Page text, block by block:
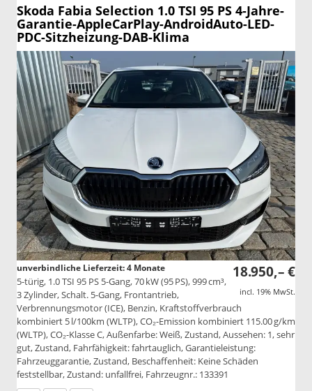
Skoda Fabia Selection 1.0 TSI 95 PS 4-Jahre-
Garantie-AppleCarPlay-AndroidAuto-LED-
PDC-Sitzheizung-DAB-Klima
18.950,– €
incl. 19% MwSt.
unverbindliche Lieferzeit:4 Monate
5-türig, 1.0 TSI 95 PS 5-Gang, 70 kW (95 PS), 999 cm³,
3 Zylinder, Schalt. 5-Gang, Frontantrieb,
Verbrennungsmotor (ICE), Benzin, Kraftstoffverbrauch
kombiniert 5 l/100km (WLTP), CO₂-Emission kombiniert 115.00 g/km
(WLTP), CO₂-Klasse C, Außenfarbe: Weiß, Zustand, Aussehen: 1, sehr
gut, Zustand, Fahrfähigkeit: fahrtauglich, Garantieleistung:
Fahrzeuggarantie, Zustand, Beschaffenheit: Keine Schäden
feststellbar, Zustand: unfallfrei, Fahrzeugnr.: 133391